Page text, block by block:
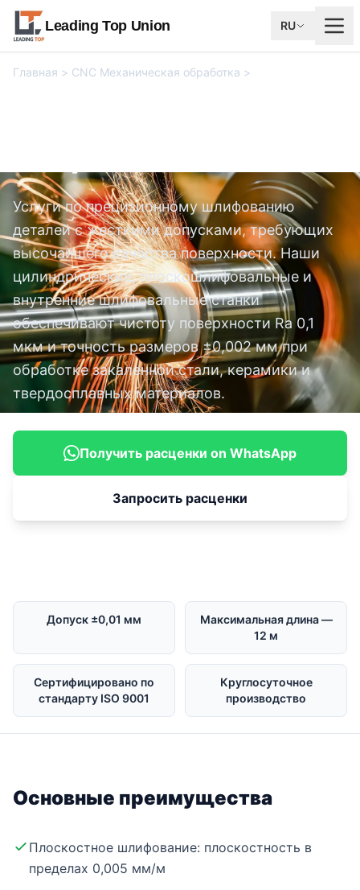
Leading Top Union RU
Главная > CNC Механическая обработка >
Услуги по прецизионному шлифованию
деталей с жесткими допусками, требующих
высочайшего качества поверхности. Наши
цилиндрические, плоскошлифовальные и
внутренние шлифовальные станки
обеспечивают чистоту поверхности Ra 0,1
мкм и точность размеров ±0,002 мм при
обработке закаленной стали, керамики и
твердосплавных материалов.
Получить расценки on WhatsApp
Запросить расценки
Допуск ±0,01 мм
Максимальная длина —
12 м
Сертифицировано по
стандарту ISO 9001
Круглосуточное
производство
Основные преимущества
Плоскостное шлифование: плоскостность в
пределах 0,005 мм/м